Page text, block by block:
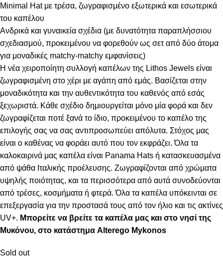
Minimal Hat με τρέσα, ζωγραφισμένο εξωτερικά και εσωτερικά
του καπέλου
Ανδρικά και γυναικεία σχέδια (με δυνατότητα παραπλήσσιου
σχεδιασμού, προκειμένου να φορεθούν ως σετ από δύο άτομα
για μοναδικές matchy-matchy εμφανίσεις)
Η νέα χειροποίητη συλλογή καπέλων της Lithos Jewels είναι
ζωγραφισμένη στο χέρι με αγάπη από εμάς. Βασίζεται στην
μοναδικότητα και την αυθεντικότητα του καθενός από εσάς
ξεχωριστά. Κάθε σχέδιο δημιουργείται μόνο μία φορά και δεν
ζωγραφίζεται ποτέ ξανά το ίδιο, προκειμένου το καπέλο της
επιλογής σας να σας αντιπροσωπεύει απόλυτα. Στόχος μας
είναι ο καθένας να φοράει αυτό που τον εκφράζει. Όλα τα
καλοκαιρινά μας καπέλα είναι Panama Hats ή κατασκευασμένα
από ψάθα Ιταλικής προέλευσης. Ζωγραφίζονται από χρώματα
υψηλής ποιότητας, και τα περισσότερα από αυτά συνοδεύονται
από τρέσες, κοσμήματα ή φτερά. Όλα τα καπέλα υπόκεινται σε
επεξεργασία για την προστασά τους από τον ήλιο και τις ακτίνες
UV+. Μπορείτε να βρείτε τα καπέλα μας και στο νησί της
Μυκόνου, στο κατάστημα Alterego Mykonos
Sold out